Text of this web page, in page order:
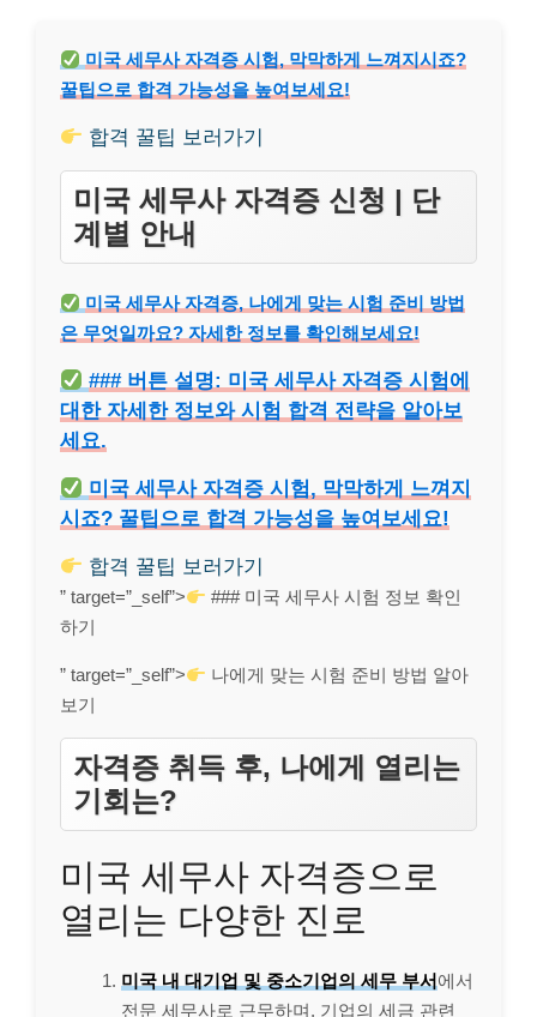
미국 세무사 자격증 시험, 막막하게 느껴지시죠?
꿀팁으로 합격 가능성을 높여보세요!
합격 꿀팁 보러가기
미국 세무사 자격증 신청 | 단
계별 안내
미국 세무사 자격증, 나에게 맞는 시험 준비 방법
은 무엇일까요? 자세한 정보를 확인해보세요!
### 버튼 설명: 미국 세무사 자격증 시험에
대한 자세한 정보와 시험 합격 전략을 알아보
세요.
미국 세무사 자격증 시험, 막막하게 느껴지
시죠? 꿀팁으로 합격 가능성을 높여보세요!
합격 꿀팁 보러가기
” target=”_self”>
### 미국 세무사 시험 정보 확인
하기
” target=”_self”>
나에게 맞는 시험 준비 방법 알아
보기
자격증 취득 후, 나에게 열리는
기회는?
미국 세무사 자격증으로
열리는 다양한 진로
미국 내 대기업 및 중소기업의 세무 부서에서
전문 세무사로 근무하며, 기업의 세금 관련